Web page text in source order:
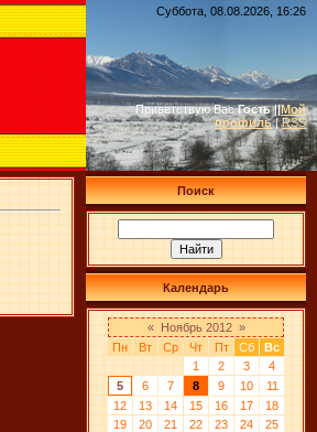
Суббота, 08.08.2026, 16:26
Приветствую Вас Гость||Мой
профиль |RSS
Поиск
Календарь
« Ноябрь 2012 »
Пн
Вт Ср Чт Пт Сб
Вс
1
2 3
4
5
6 7 8 9 10
11
12
13 14 15 16 17
18
19
20 21 22 23 24
25